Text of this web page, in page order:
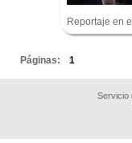
Reportaje en
Páginas: 1
Servicio